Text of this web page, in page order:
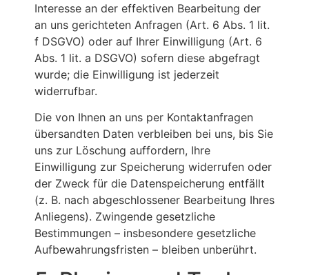
Interesse an der effektiven Bearbeitung der
an uns gerichteten Anfragen (Art. 6 Abs. 1 lit.
f DSGVO) oder auf Ihrer Einwilligung (Art. 6
Abs. 1 lit. a DSGVO) sofern diese abgefragt
wurde; die Einwilligung ist jederzeit
widerrufbar.
Die von Ihnen an uns per Kontaktanfragen
übersandten Daten verbleiben bei uns, bis Sie
uns zur Löschung auffordern, Ihre
Einwilligung zur Speicherung widerrufen oder
der Zweck für die Datenspeicherung entfällt
(z. B. nach abgeschlossener Bearbeitung Ihres
Anliegens). Zwingende gesetzliche
Bestimmungen – insbesondere gesetzliche
Aufbewahrungsfristen – bleiben unberührt.